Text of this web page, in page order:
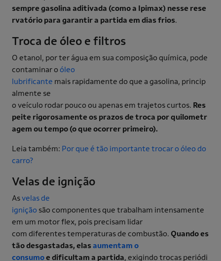
sempre gasolina aditivada (como a Ipimax) nesse rese
rvatório para garantir a partida em dias frios.
Troca de óleo e filtros
O etanol, por ter água em sua composição química, pode
contaminar oóleo
lubrificante mais rapidamente do que a gasolina, princip
almente se
o veículo rodar pouco ou apenas em trajetos curtos. Res
peite rigorosamente os prazos de troca por quilometr
agem ou tempo (o que ocorrer primeiro).
Leia também: Por que é tão importante trocar o óleo do
carro?
Velas de ignição
Asvelas de
ignição são componentes que trabalham intensamente
em um motor flex, pois precisam lidar
com diferentes temperaturas de combustão. Quando es
tão desgastadas, elasaumentam o
consumoe dificultam a partida, exigindo trocas periódi